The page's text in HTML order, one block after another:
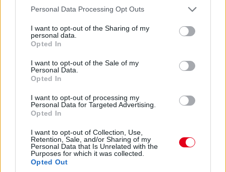
Please note that this website/app uses one or more Google
not limited to your visit or usage behaviour. You may click to
grant or deny consent to Google and its third-party tags to
use your data for below specified purposes in below Google
consent section.
Personal Data Processing Opt Outs
I want to opt-out of the Sharing of my
personal data.
Opted In
I want to opt-out of the Sale of my
Personal Data.
Opted In
I want to opt-out of processing my
Personal Data for Targeted Advertising.
Opted In
I want to opt-out of Collection, Use,
Retention, Sale, and/or Sharing of my
Personal Data that Is Unrelated with the
Purposes for which it was collected.
Opted Out
várakozásokon felüli teljesítményt hoztak ki az
megbízhatóság nincs rendben, a Red Bull
eredményei harmatosak, ráadásul pont a sok
lóerő miatt adhatnak fejlesztési lehetőséget az
ellenfeleknek.
Végül arra jutottam, hogy egyszerűen nincs
más igazán nagy nyertes az eddigiek alapján,
volna elkerülni azt, hogy egy csapat háromszor
is említve legyen ebben a listában.